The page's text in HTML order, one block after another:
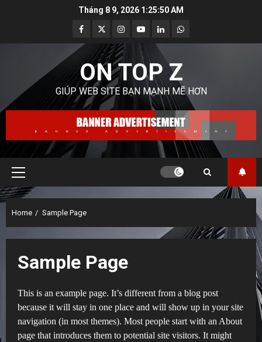
Tháng 8 9, 2026 1:25:51 AM
Facebook
TwitterInstagram
YoutubeLinkedinWhatsapp
ON TOP Z
GIÚP WEB SITE BẠN MẠNH MẼ HƠN
Primary
Menu
Home Sample Page
Sample Page
This is an example page. It’s different from a blog post
because it will stay in one place and will show up in your site
navigation (in most themes). Most people start with an About
page that introduces them to potential site visitors. It might